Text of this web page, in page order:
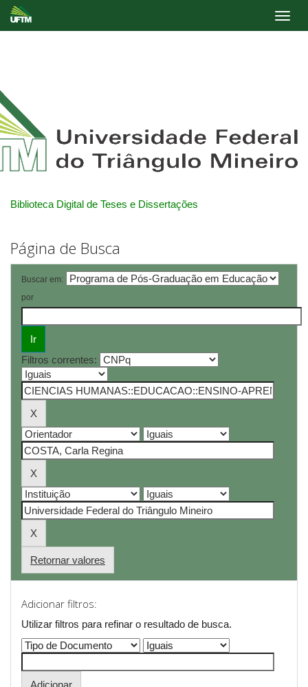
Biblioteca Digital de Teses e Dissertações
Página de Busca
Buscar em:
por
Filtros correntes:
Retornar valores
Adicionar filtros:
Utilizar filtros para refinar o resultado de busca.